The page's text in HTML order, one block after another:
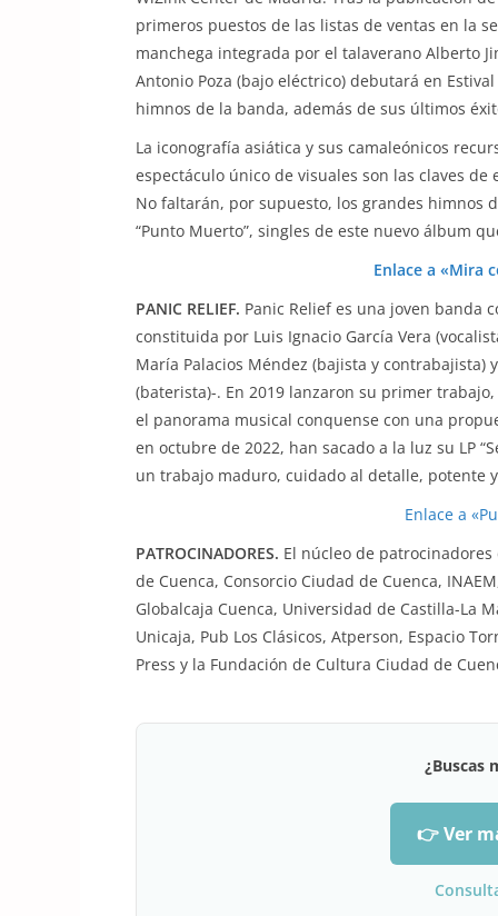
primeros puestos de las listas de ventas en la
manchega integrada por el talaverano Alberto
Antonio Poza (bajo eléctrico) debutará en
himnos de la banda, además de sus últimos
La iconografía asiática y sus camaleónicos
espectáculo único de visuales son las claves
No faltarán, por supuesto, los grandes himnos
“Punto Muerto”, singles de este nuevo álbum
Enlace a «Mira
PANIC RELIEF. Panic Relief es una joven banda
constituida por Luis Ignacio García Vera
María Palacios Méndez (bajista y contrabajista)
(baterista)-. En 2019 lanzaron su primer
el panorama musical conquense con una
en octubre de 2022, han sacado a la luz su LP
un trabajo maduro, cuidado al detalle, potente
Enlace a
PATROCINADORES. El núcleo de
de Cuenca, Consorcio Ciudad de Cuenca,
Globalcaja Cuenca, Universidad de Castilla-La
Unicaja, Pub Los Clásicos, Atperson, Espacio
Press y la Fundación de Cultura Ciudad de
¿Buscas
👉 Ver